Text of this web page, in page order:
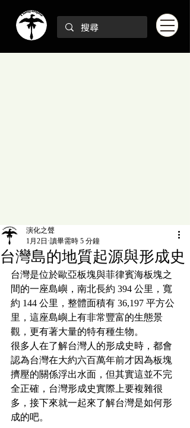
台灣島的地質起源與形成史
演化之聲
1月2日 讀畢需時 5 分鐘
台灣是位於歐亞板塊與菲律賓海板塊之
間的一座島嶼，南北長約 394 公里，寬
約 144 公里，整體面積有 36,197 平方公
里，這座島嶼上有非常豐富的生態景
觀，更有著大量的特有種生物。
很多人在了解台灣人的形成史時，都會
認為台灣在大約六百萬年前才因為板塊
擠壓的關係浮出水面，但其實這並不完
全正確，台灣形成史實際上要複雜很
多，接下來就一起來了解台灣是如何形
成的吧。